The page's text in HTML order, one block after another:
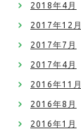
2018年4月
2017年12月
2017年7月
2017年4月
2016年11月
2016年8月
2016年1月